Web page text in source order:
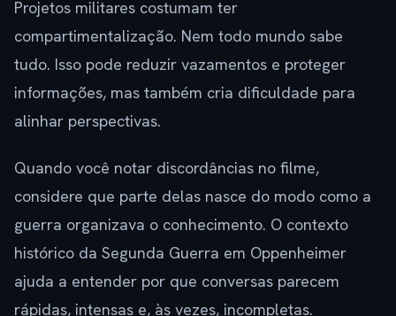
Projetos militares costumam ter
compartimentalização. Nem todo mundo sabe
tudo. Isso pode reduzir vazamentos e proteger
informações, mas também cria dificuldade para
alinhar perspectivas.
Quando você notar discordâncias no filme,
considere que parte delas nasce do modo como a
guerra organizava o conhecimento. O contexto
histórico da Segunda Guerra em Oppenheimer
ajuda a entender por que conversas parecem
rápidas, intensas e, às vezes, incompletas.